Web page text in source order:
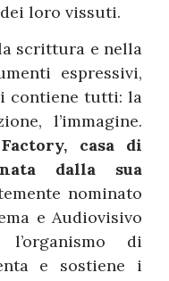
loro vissuti.
scrittura e nella
espressivi,
contiene tutti: la
l’immagine.
casa di
dalla sua
nominato
e Audiovisivo
di
e sostiene i